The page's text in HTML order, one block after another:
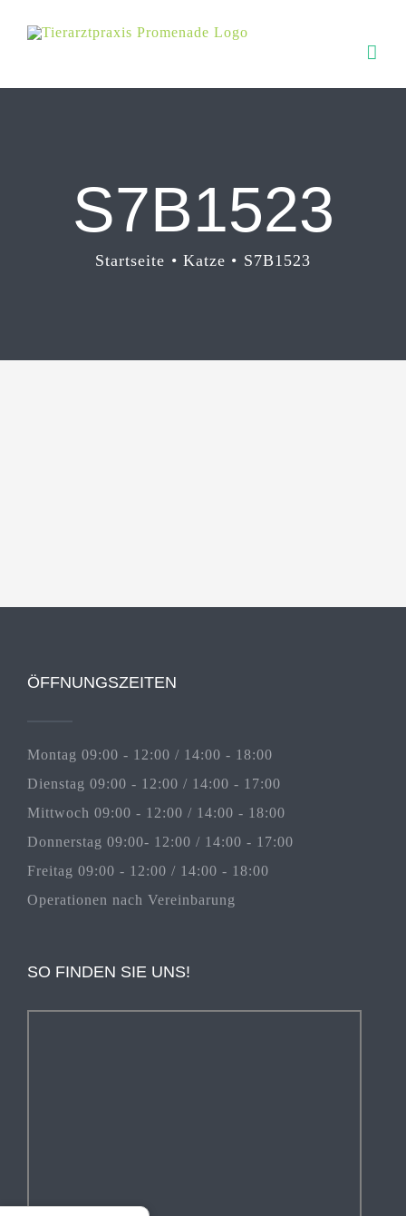
Inhalt
S7B1523
Startseite Katze S7B1523
ÖFFNUNGSZEITEN
Montag 09:00 - 12:00 / 14:00 - 18:00
Dienstag 09:00 - 12:00 / 14:00 - 17:00
Mittwoch 09:00 - 12:00 / 14:00 - 18:00
Donnerstag 09:00- 12:00 / 14:00 - 17:00
Freitag 09:00 - 12:00 / 14:00 - 18:00
Operationen nach Vereinbarung
SO FINDEN SIE UNS!